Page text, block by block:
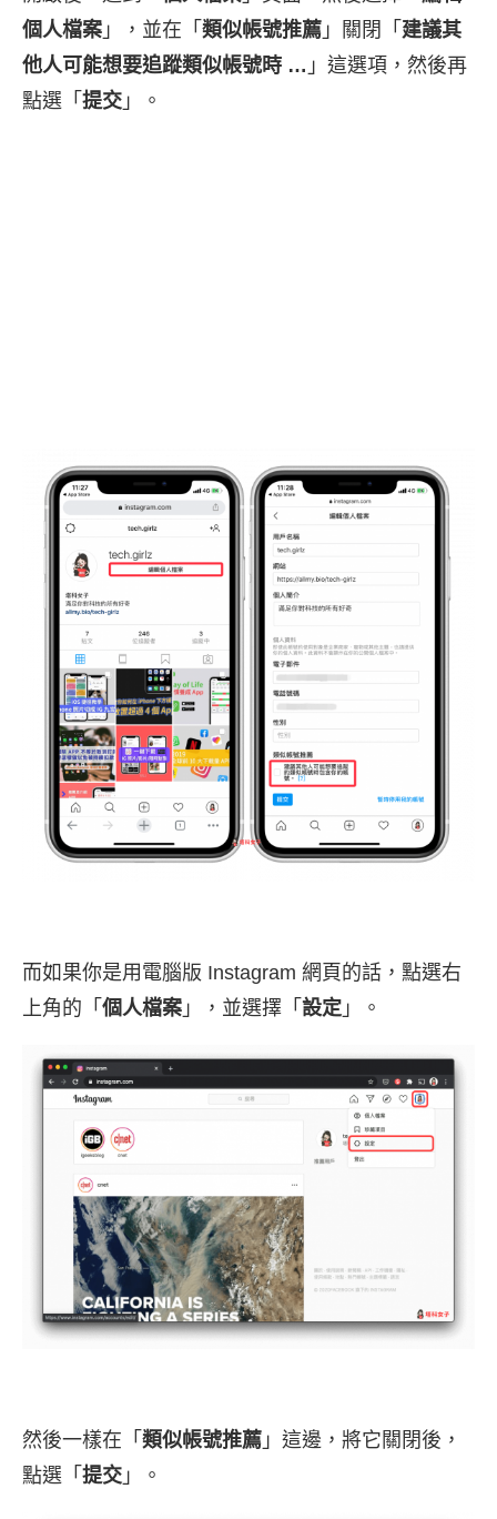
個人檔案 」，並在「 類似帳號推薦 」關閉「 建議其
他人可能想要追蹤類似帳號時 … 」這選項，然後再
點選「 提交 」。
而如果你是用電腦版 Instagram 網頁的話，點選右
上角的「 個人檔案 」，並選擇「 設定 」。
然後一樣在「 類似帳號推薦 」這邊，將它關閉後，
點選「 提交 」。